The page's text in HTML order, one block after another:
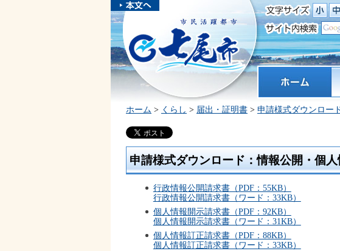
本文へスキ
ップしま
す。
市民活躍都市 七尾市
ホーム > くらし > 届出・証明書 > 申請様式ダウンロー
申請様式ダウンロード：情報公開・個
行政情報公開請求書（PDF：55KB）
行政情報公開請求書（ワード：33KB）
個人情報開示請求書（PDF：92KB）
個人情報開示請求書（ワード：31KB）
個人情報訂正請求書（PDF：88KB）
個人情報訂正請求書（ワード：33KB）